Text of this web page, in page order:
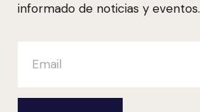
informado de noticias y eventos.